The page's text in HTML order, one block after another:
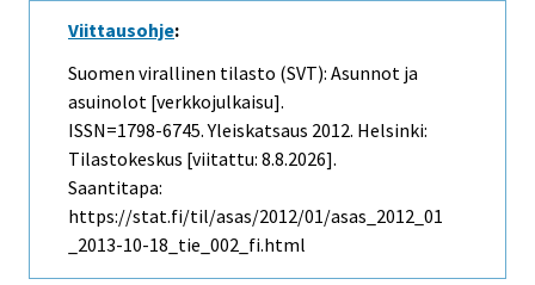
Viittausohje:
Suomen virallinen tilasto (SVT): Asunnot ja
asuinolot [verkkojulkaisu].
ISSN=1798-6745.Yleiskatsaus 2012. Helsinki:
Tilastokeskus [viitattu: 8.8.2026].
Saantitapa:
https://stat.fi/til/asas/2012/01/asas_2012_01
_2013-10-18_tie_002_fi.html